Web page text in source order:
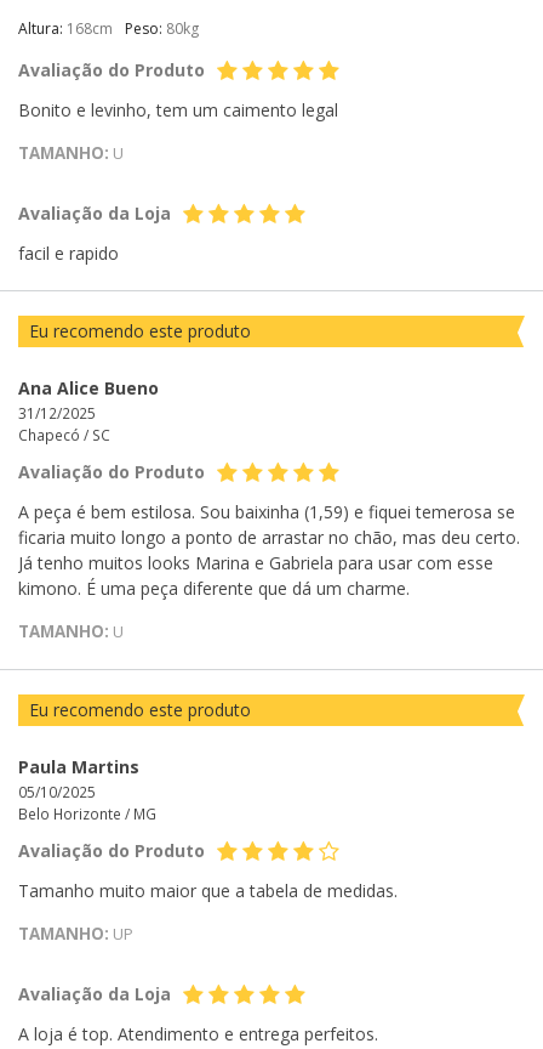
Altura: 168cm Peso: 80kg
Avaliação do Produto
Bonito e levinho, tem um caimento legal
TAMANHO: U
Avaliação da Loja
facil e rapido
Eu recomendo este produto
Ana Alice Bueno
31/12/2025
Chapecó / SC
Avaliação do Produto
A peça é bem estilosa. Sou baixinha (1,59) e fiquei temerosa se
ficaria muito longo a ponto de arrastar no chão, mas deu certo.
Já tenho muitos looks Marina e Gabriela para usar com esse
kimono. É uma peça diferente que dá um charme.
TAMANHO: U
Eu recomendo este produto
Paula Martins
05/10/2025
Belo Horizonte / MG
Avaliação do Produto
Tamanho muito maior que a tabela de medidas.
TAMANHO: UP
Avaliação da Loja
A loja é top. Atendimento e entrega perfeitos.